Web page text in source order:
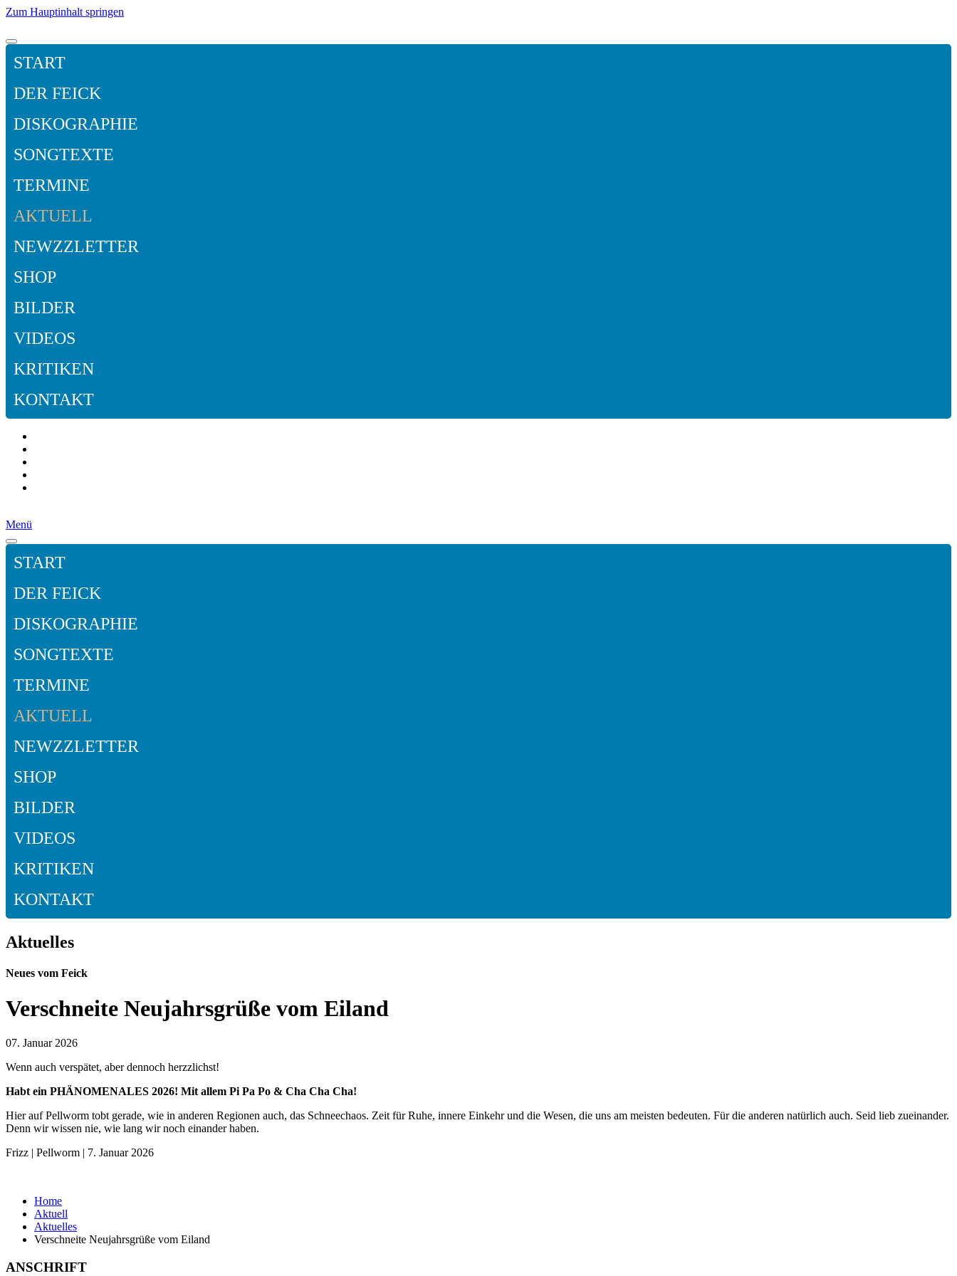
Zum Hauptinhalt springen
START
DER FEICK
DISKOGRAPHIE
SONGTEXTE
TERMINE
AKTUELL
NEWZZLETTER
SHOP
BILDER
VIDEOS
KRITIKEN
KONTAKT
Menü
START
DER FEICK
DISKOGRAPHIE
SONGTEXTE
TERMINE
AKTUELL
NEWZZLETTER
SHOP
BILDER
VIDEOS
KRITIKEN
KONTAKT
Aktuelles
Neues vom Feick
Verschneite Neujahrsgrüße vom Eiland
07. Januar 2026
Wenn auch verspätet, aber dennoch herzzlichst!
Habt ein PHÄNOMENALES 2026! Mit allem Pi Pa Po & Cha Cha Cha!
Hier auf Pellworm tobt gerade, wie in anderen Regionen auch, das Schneechaos. Zeit für Ruhe, innere Einkehr und die Wesen, die uns am meisten bedeuten. Für die anderen natürlich auch. Seid lieb zueinander.
Denn wir wissen nie, wie lang wir noch einander haben.
Frizz | Pellworm | 7. Januar 2026
Home
Aktuell
Aktuelles
Verschneite Neujahrsgrüße vom Eiland
ANSCHRIFT